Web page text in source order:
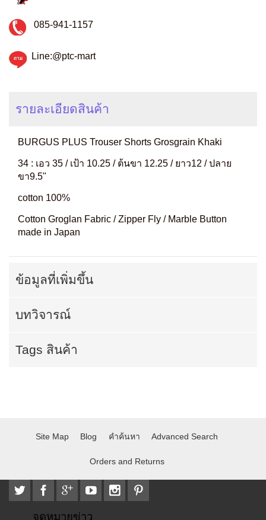
085-941-1157
Line:@ptc-mart
รายละเอียดสินค้า
BURGUS PLUS Trouser Shorts Grosgrain Khaki
34 : เอว 35 / เป้า 10.25 / ต้นขา 12.25 / ยาว12 / ปลาย
ขา9.5"
cotton 100%
Cotton Groglan Fabric / Zipper Fly / Marble Button
made in Japan
ข้อมูลที่เพิ่มขึ้น
บทวิจารณ์
Tags สินค้า
Site Map Blog คำค้นหา Advanced Search
Orders and Returns
จดหมายข่าว